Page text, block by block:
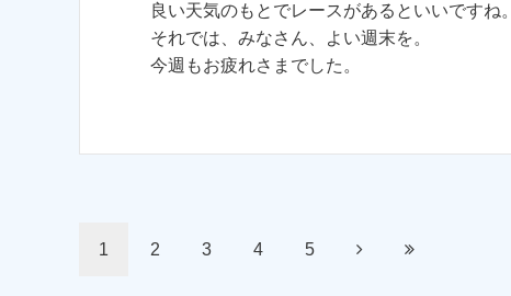
良い天気のもとでレースがあるといいですね。
それでは、みなさん、よい週末を。
今週もお疲れさまでした。
1 2 3 4 5